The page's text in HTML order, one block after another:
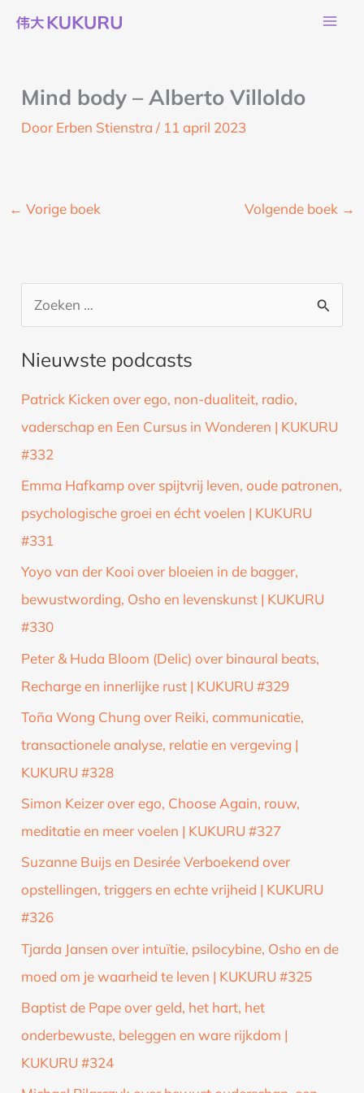
naar
Mind body – Alberto Villoldo
Door Erben Stienstra/ 11 april 2023
← Vorige boek Volgende boek →
e
k
a
Nieuwste podcasts
Patrick Kicken over ego, non-dualiteit, radio,
vaderschap en Een Cursus in Wonderen | KUKURU
#332
Emma Hafkamp over spijtvrij leven, oude patronen,
psychologische groei en écht voelen | KUKURU
#331
Yoyo van der Kooi over bloeien in de bagger,
bewustwording, Osho en levenskunst | KUKURU
#330
Peter & Huda Bloom (Delic) over binaural beats,
Recharge en innerlijke rust | KUKURU #329
Toña Wong Chung over Reiki, communicatie,
transactionele analyse, relatie en vergeving |
KUKURU #328
Simon Keizer over ego, Choose Again, rouw,
meditatie en meer voelen | KUKURU #327
Suzanne Buijs en Desirée Verboekend over
opstellingen, triggers en echte vrijheid | KUKURU
#326
Tjarda Jansen over intuïtie, psilocybine, Osho en de
moed om je waarheid te leven | KUKURU #325
Baptist de Pape over geld, het hart, het
onderbewuste, beleggen en ware rijkdom |
KUKURU #324